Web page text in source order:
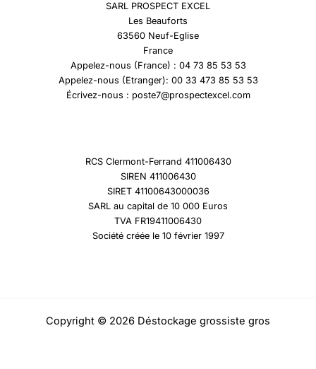
SARL PROSPECT EXCEL
Les Beauforts
63560 Neuf-Eglise
France
Appelez-nous (France) : 04 73 85 53 53
Appelez-nous (Etranger): 00 33 473 85 53 53
Écrivez-nous : poste7@prospectexcel.com
RCS Clermont-Ferrand 411006430
SIREN 411006430
SIRET 41100643000036
SARL au capital de 10 000 Euros
TVA FR19411006430
Société créée le 10 février 1997
Copyright © 2026 Déstockage grossiste gros